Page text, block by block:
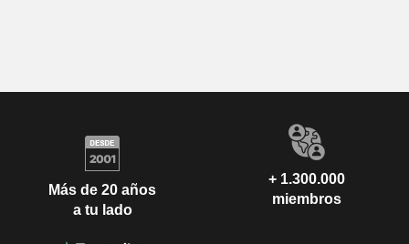
Más de 20 años
a tu lado
+ 1.300.000
miembros